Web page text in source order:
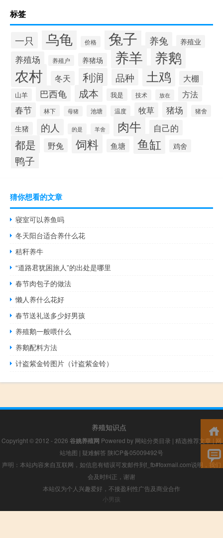
标签
一只 乌龟 价格 兔子 养兔 养殖业
养殖场 养殖户 养猪场 养羊 养鹅
农村 冬天 利润 品种 土鸡 大棚
山羊 巴西龟 成本 我是 技术 放在
方法
春节
林下 母猪 池塘 温度 牧草 猪场 猪舍
生猪 的人 的是 羊舍 肉牛 自己的
都是 野兔 饲料 鱼塘 鱼缸 鸡舍
鸭子
猜你想看的文章
寝室可以养鱼吗
冬天阳台适合养什么花
秸秆养牛
“道路君犹困旅人”的出处是哪里
春节肉包子的做法
懒人养什么花好
春节送礼送多少好男孩
养殖鹅一般喂什么
养鹅配料方法
计盗紫金铃图片（计盗紫金铃）
养殖知识点
Copyright © 2012 - 2026 谷姚养殖网 Powered by 网站分类目录 | 精选推荐文章 | 网
站地图 | 疑难解答 陕ICP备05009492号
声明：本站内容来自互联网，如信息有错误可发邮件到f_fb#foxmail.com说明，我们
会及时纠正，谢谢
本站仅为个人兴趣爱好，不接盈利性广告及商业合作
小男孩